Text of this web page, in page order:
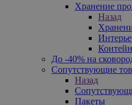
Хранение
Назад
До -40% на
Сопутствующие
Назад
Пакеты